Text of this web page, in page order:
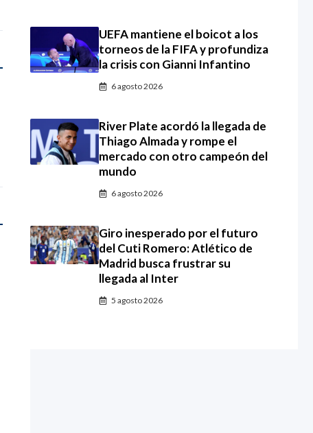
UEFA mantiene el boicot a los
torneos de la FIFA y profundiza
la crisis con Gianni Infantino
6 agosto 2026
River Plate acordó la llegada de
Thiago Almada y rompe el
mercado con otro campeón del
mundo
6 agosto 2026
Giro inesperado por el futuro
del Cuti Romero: Atlético de
Madrid busca frustrar su
llegada al Inter
5 agosto 2026